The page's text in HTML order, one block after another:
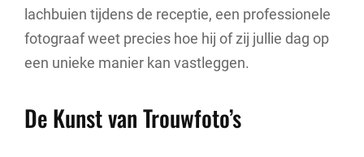
lachbuien tijdens de receptie, een professionele
fotograaf weet precies hoe hij of zij jullie dag op
een unieke manier kan vastleggen.
De Kunst van Trouwfoto’s